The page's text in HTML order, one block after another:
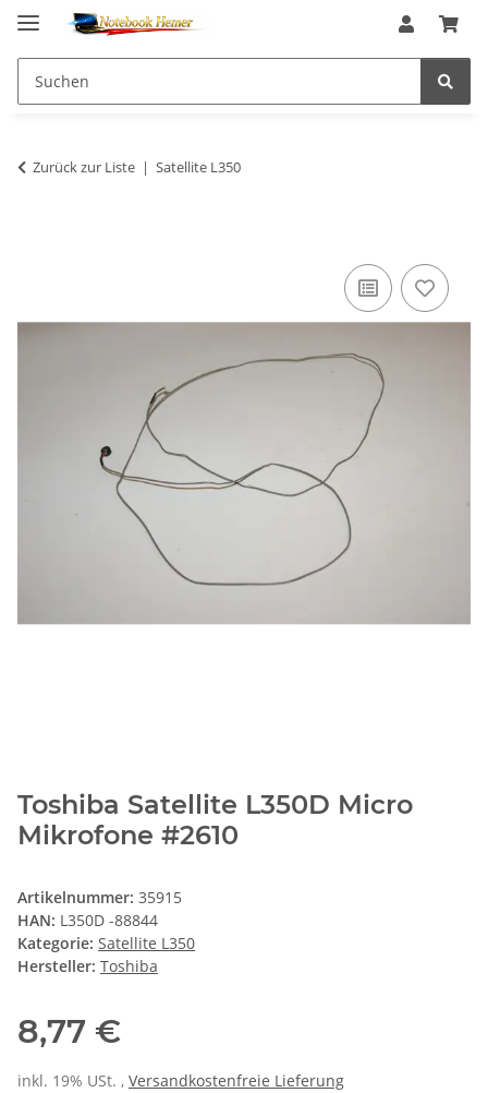
Zurück zur Liste Satellite L350
Toshiba Satellite L350D Micro
Mikrofone #2610
Artikelnummer: 35915
HAN: L350D -88844
Kategorie: Satellite L350
Hersteller: Toshiba
8,77 €
inkl. 19% USt. , Versandkostenfreie Lieferung